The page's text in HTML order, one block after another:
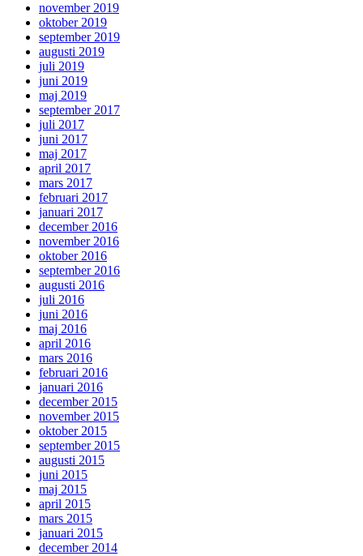
november 2019
oktober 2019
september 2019
augusti 2019
juli 2019
juni 2019
maj 2019
september 2017
juli 2017
juni 2017
maj 2017
april 2017
mars 2017
februari 2017
januari 2017
december 2016
november 2016
oktober 2016
september 2016
augusti 2016
juli 2016
juni 2016
maj 2016
april 2016
mars 2016
februari 2016
januari 2016
december 2015
november 2015
oktober 2015
september 2015
augusti 2015
juni 2015
maj 2015
april 2015
mars 2015
januari 2015
december 2014